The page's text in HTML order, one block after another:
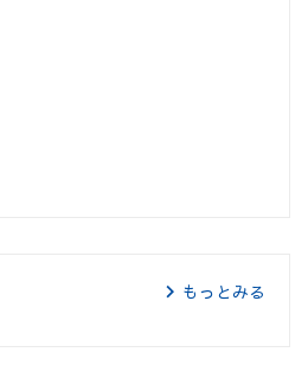
もっとみる